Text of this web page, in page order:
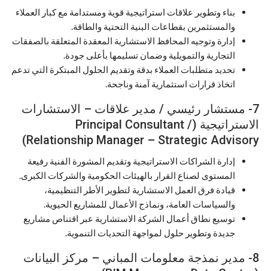
بناء وتطوير علاقات استراتيجية قوية ومستدامة مع كبار العملاء
والمستثمرين بقطاعات البنية التحتية والطاقة.
إدارة وتوجيه المحافظ الاستشارية المعقدة المتعلقة بالصفقات
التجارية والتمويلية وضمان تسليمها بأعلى جودة.
تحديد متطلبات العملاء بدقة وتقديم الحلول المبتكرة التي تدعم
اتخاذ قرارات استثمارية آمنة وناجحة.
7- مستشار رئيسي / مدير علاقات – الاستشارات
الاستراتيجية (Principal Consultant /
Relationship Manager – Strategic Advisory)
إدارة الشراكات الاستراتيجية وتقديم المشورة الفنية رفيعة
المستوى لصناع القرار بالهيئات الحكومية والشركات الكبرى.
قيادة فرق العمل الاستشارية لتطوير الأطر التنظيمية،
والسياسات العامة، ونماذج الأعمال للمشاريع الحيوية.
توسيع نطاق أعمال الشركة الاستشارية عبر اقتناص مشاريع
جديدة وتطوير حلول لمواجهة التحديات التنموية.
8- مدير نمذجة معلومات المباني – مركز البيانات